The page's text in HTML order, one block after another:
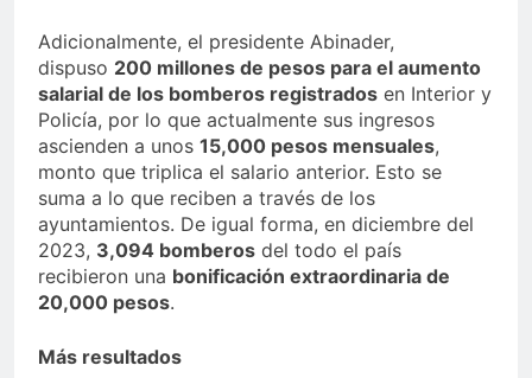
Adicionalmente, el presidente Abinader,
dispuso 200 millones de pesos para el aumento
salarial de los bomberos registrados en Interior y
Policía, por lo que actualmente sus ingresos
ascienden a unos 15,000 pesos mensuales,
monto que triplica el salario anterior. Esto se
suma a lo que reciben a través de los
ayuntamientos. De igual forma, en diciembre del
2023, 3,094 bomberos del todo el país
recibieron una bonificación extraordinaria de
20,000 pesos.
Más resultados